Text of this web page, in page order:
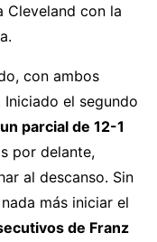
Cleveland con la
con ambos
el segundo
parcial de 12-1
por delante,
al descanso. Sin
más iniciar el
de Franz